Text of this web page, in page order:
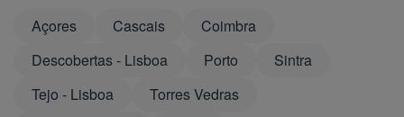
Açores Cascais
Coimbra
Descobertas - Lisboa
Porto
Sintra
Tejo - Lisboa
Torres Vedras